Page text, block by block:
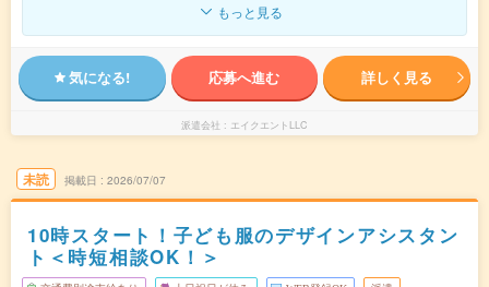
もっと見る
気になる! 応募へ進む 詳しく見る
派遣会社 エイクエントLLC
未読 掲載日 2026/07/07
10時スタート！子ども服のデザインアシスタン
ト＜時短相談OK！＞